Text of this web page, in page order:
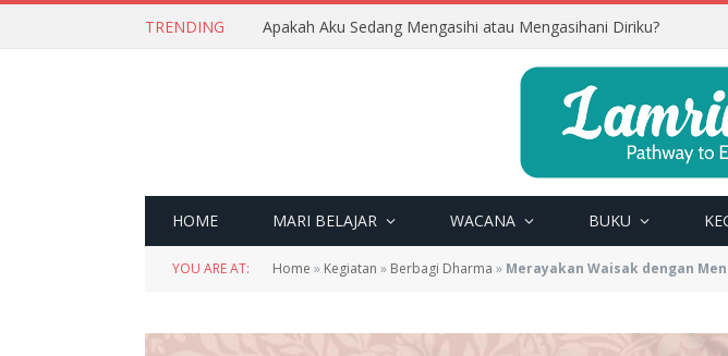
TRENDING Apakah Aku Sedang Mengasihi atau Mengasihani Diriku?
HOME MARI BELAJAR WACANA BUKU
YOU ARE AT: Home » Kegiatan » Berbagi Dharma » Merayakan Waisak dengan